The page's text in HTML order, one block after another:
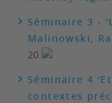
Séminaire 3 -
Malinowski,
20
Séminaire 4
contextes